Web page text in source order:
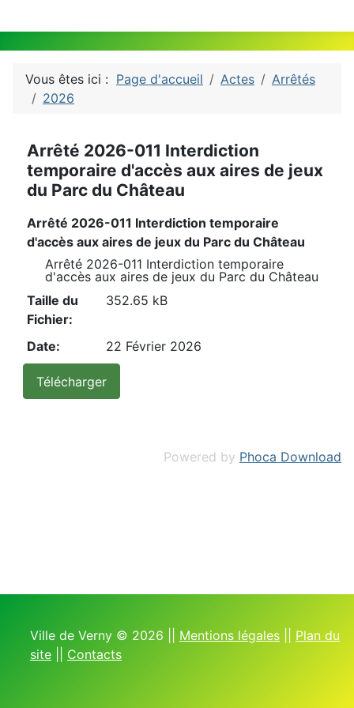
Vous êtes ici : Page d'accueil Actes
Arrêtés
2026
Arrêté 2026-011 Interdiction
temporaire d'accès aux aires de jeux
du Parc du Château
Arrêté 2026-011 Interdiction temporaire
d'accès aux aires de jeux du Parc du Château
Arrêté 2026-011 Interdiction temporaire
d'accès aux aires de jeux du Parc du Château
Taille du
Fichier:
352.65 kB
Date: 22 Février 2026
Powered by Phoca Download
Ville de Verny © 2026 || Mentions légales
Plan du
site
Contacts